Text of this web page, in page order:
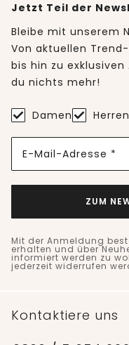
Jetzt Teil der
Bleibe mit unserem
Von aktuellen
bis hin zu
du nichts mehr!
Damen Herren
E-Mail-Adresse *
ZUM
Mit der Anmeldung
erhalten und über
informiert werden zu
jederzeit widerrufen
Kontaktiere uns